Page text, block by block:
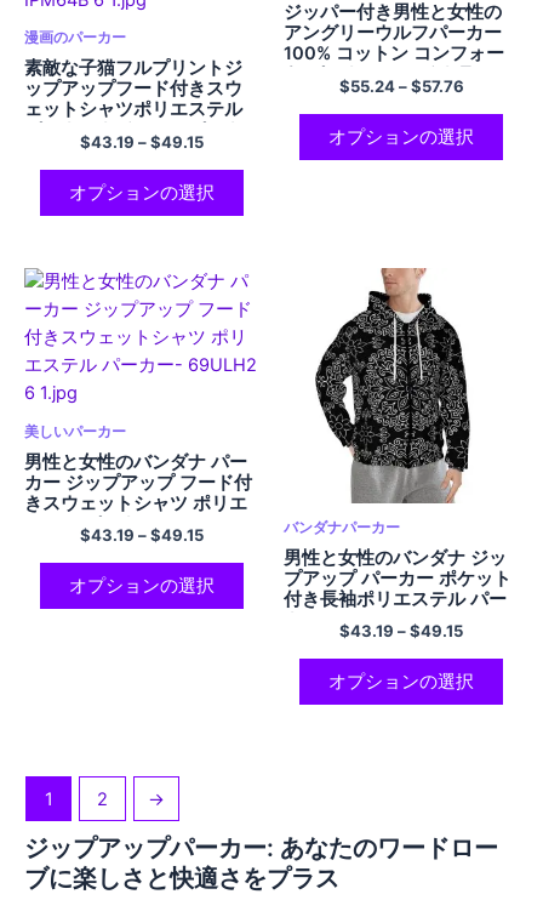
漫画のパーカー
素敵な子猫フルプリントジ
ップアップフード付きスウ
ェットシャツポリエステル
パーカーカジュアルパーカ
ーかわいいパーカーギフト
彼女のクリスマスギフト
$43.19 –$49.15
オプションの選択
ジッパー付き男性と女性の
アングリーウルフパーカー
100% コットン コンフォー
ト パーカー マルチカラー
$55.24–$57.76
オプションの選択
美しいパーカー
男性と女性のバンダナ パー
カー ジップアップ フード付
きスウェットシャツ ポリエ
ステル パーカー
$43.19 –$49.15
オプションの選択
バンダナパーカー
男性と女性のバンダナ ジッ
プアップ パーカー ポケット
付き長袖ポリエステル パー
カー
$43.19 –$49.15
オプションの選択
1 2 →
ジップアップパーカー: あなたのワードロー
ブに楽しさと快適さをプラス